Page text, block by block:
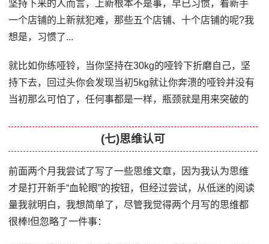
坚持下来的人而言，上新根本不是事，早已习惯，看新手
一个店铺的上新就犯难，那些五个店铺、十个店铺的呢?我
想是，习惯了...
就比如你练哑铃，当你坚持在30kg的哑铃下折磨自己，坚
持下去，回过头你会发现当初5kg就让你奔溃的哑铃并没有
当初那么可怕了，任何事都是一样，瓶颈就是用来突破的
(七)思维认可
前面两个月我尝试了写了一些思维文章，因为我认为思维
才是打开新手“血轮眼”的按钮，但经过尝试，从低迷的阅读
量我就明白，我想简单了，尽管我觉得两个月写的思维都
很棒!但忽略了一件事：